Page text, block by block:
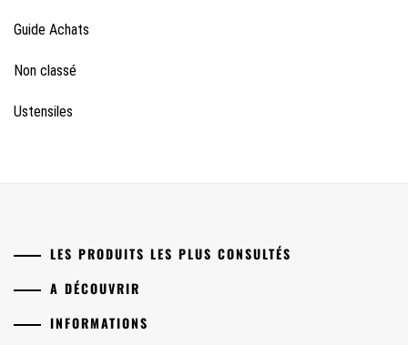
Guide Achats
Non classé
Ustensiles
LES PRODUITS LES PLUS CONSULTÉS
A DÉCOUVRIR
INFORMATIONS